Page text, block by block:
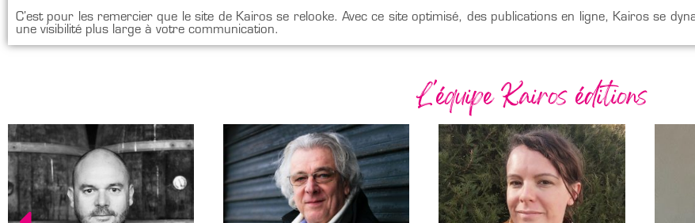
C’est pour les remercier que le site de Kairos se relooke. Avec ce site optimisé, des publications en ligne, Kairos se
une visibilité plus large à votre communication.
L'équipe Kairos éditions